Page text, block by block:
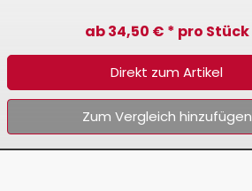
ab 34,50 € * pro Stück
Direkt zum Artikel
Zum Vergleich hinzufügen